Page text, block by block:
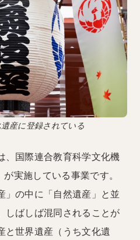
産に登録されている
、国際連合教育科学文化機
実施している事業です。
」の中に「自然遺産」と並
しばしば混同されることが
と世界遺産（うち文化遺